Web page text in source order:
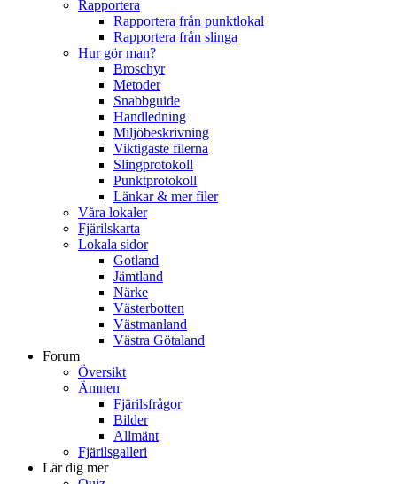
Rapportera
Rapportera från punktlokal
Rapportera från slinga
Hur gör man?
Broschyr
Metoder
Snabbguide
Handledning
Miljöbeskrivning
Viktigaste filerna
Slingprotokoll
Punktprotokoll
Länkar & mer filer
Våra lokaler
Fjärilskarta
Lokala sidor
Gotland
Jämtland
Närke
Västerbotten
Västmanland
Västra Götaland
Forum
Översikt
Ämnen
Fjärilsfrågor
Bilder
Allmänt
Fjärilsgalleri
Lär dig mer